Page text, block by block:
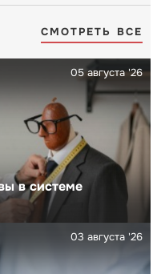
СМОТРЕТЬ ВСЕ
в системе
05 августа '26
03 августа '26